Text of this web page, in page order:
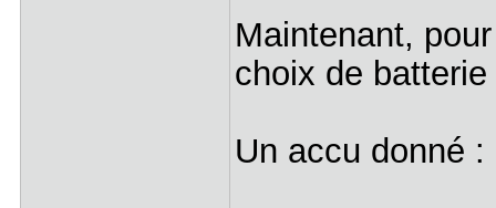
Maintenant,
choix de
Un accu donné :